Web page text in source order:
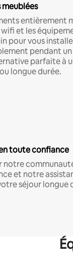
entièrement
wifi et les
pour vous
pendant un
parfaite à
longue durée.
toute confiance
notre
et notre
séjour longue